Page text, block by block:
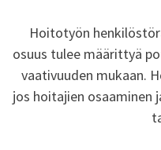
Hoitotyön
osuus tulee määrittyä
vaativuuden mukaan.
jos hoitajien osaaminen